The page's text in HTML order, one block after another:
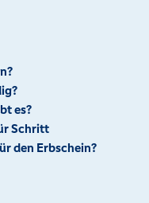
es?
Schritt
den Erbschein?